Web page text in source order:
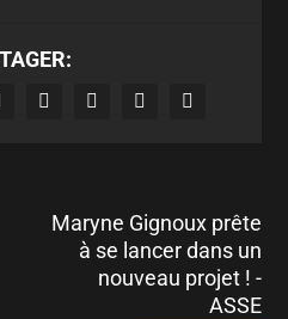
Maryne Gignoux prête
à se lancer dans un
nouveau projet ! -
ASSE